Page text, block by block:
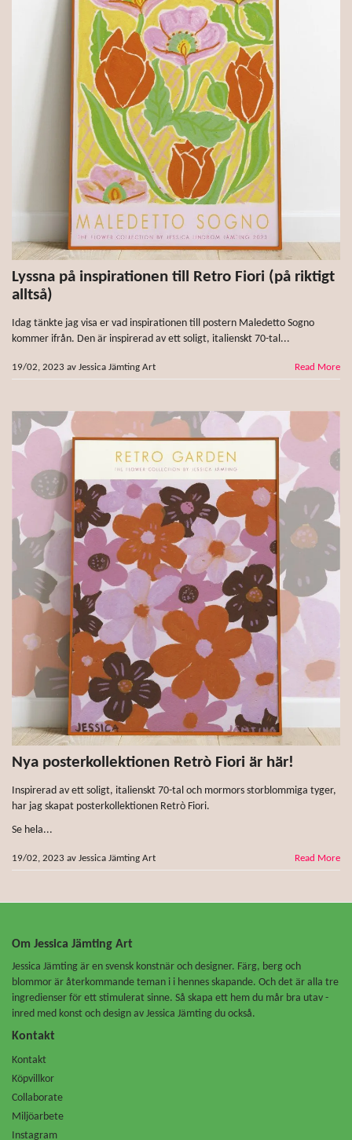
Lyssna på inspirationen till Retro Fiori (på riktigt
alltså)
Idag tänkte jag visa er vad inspirationen till postern Maledetto Sogno
kommer ifrån. Den är inspirerad av ett soligt, italienskt 70-tal...
19/02, 2023 av Jessica Jämting Art Read More
Nya posterkollektionen Retrò Fiori är här!
Inspirerad av ett soligt, italienskt 70-tal och mormors storblommiga tyger,
har jag skapat posterkollektionen Retrò Fiori.
Se hela...
19/02, 2023 av Jessica Jämting Art Read More
Om Jessica Jämting Art
Jessica Jämting är en svensk konstnär och designer. Färg, berg och
blommor är återkommande teman i i hennes skapande. Och det är alla tre
ingredienser för ett stimulerat sinne. Så skapa ett hem du mår bra utav -
inred med konst och design av Jessica Jämting du också.
Kontakt
Kontakt
Köpvillkor
Collaborate
Miljöarbete
Instagram